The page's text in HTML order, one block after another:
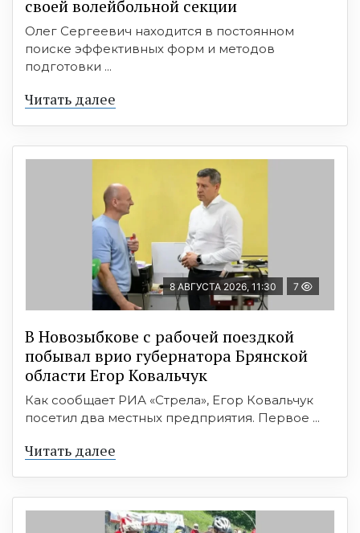
своей волейбольной секции
Олег Сергеевич находится в постоянном
поиске эффективных форм и методов
подготовки ...
Читать далее
8 АВГУСТА 2026, 11:30 7
В Новозыбкове с рабочей поездкой
побывал врио губернатора Брянской
области Егор Ковальчук
Как сообщает РИА «Стрела», Егор Ковальчук
посетил два местных предприятия. Первое ...
Читать далее